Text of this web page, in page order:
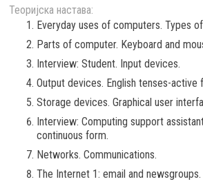
Теоријска настава:
Everyday uses of computers. Types
Parts of computer. Keyboard and
Interview: Student. Input devices.
Output devices. English tenses-active
Storage devices. Graphical user
Interview: Computing support
continuous form.
Networks. Communications.
The Internet 1: email and